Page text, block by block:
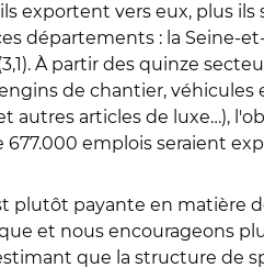
exportent vers eux, plus ils
départements : la Seine-
À partir des quinze
de chantier, véhicules
articles de luxe…),
emplois seraient
plutôt payante en matière
et nous encourageons
que la structure de